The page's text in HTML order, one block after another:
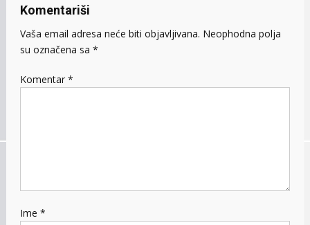
Komentariši
Vaša email adresa neće biti objavljivana. Neophodna polja
su označena sa *
Komentar *
Ime *